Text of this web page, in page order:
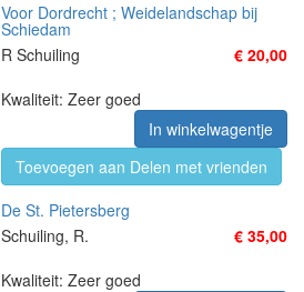
Voor Dordrecht ; Weidelandschap bij
Schiedam
R Schuiling
€ 20,00
Kwaliteit: Zeer goed
In winkelwagentje
Toevoegen aan Delen met vrienden
De St. Pietersberg
Schuiling, R.
€ 35,00
Kwaliteit: Zeer goed